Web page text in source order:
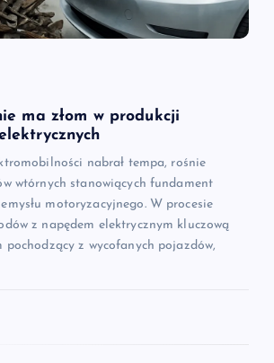
ma złom w produkcji
nabrał tempa, rośnie
wtórnych stanowiących fundament
motoryzacyjnego. W procesie
z napędem elektrycznym kluczową
pochodzący z wycofanych pojazdów,